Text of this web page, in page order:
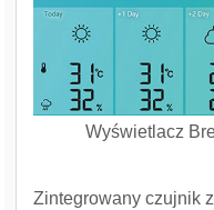
Wyświetlacz
Zintegrowany czujnik